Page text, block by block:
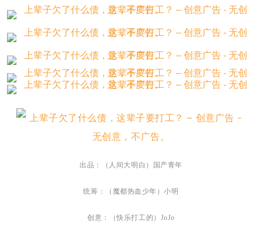
出品：（人间大明白）国产青年
统筹：（魔都热血少年）小明
创意：（快乐打工的） JoJo